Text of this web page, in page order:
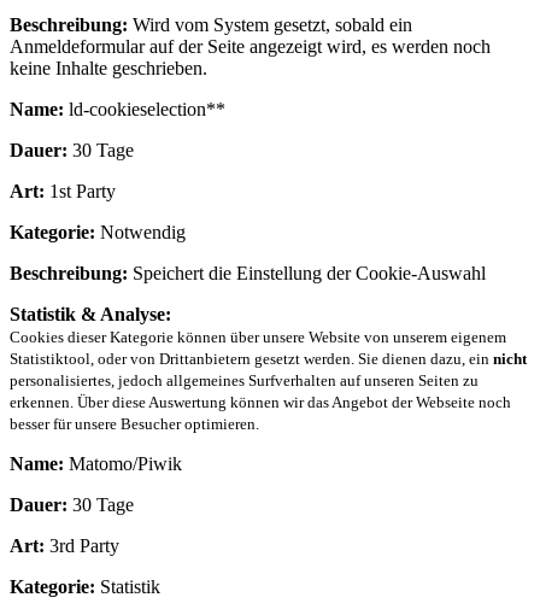
Beschreibung: Wird vom System gesetzt, sobald ein
Anmeldeformular auf der Seite angezeigt wird, es werden noch
keine Inhalte geschrieben.
Name: ld-cookieselection**
Dauer: 30 Tage
Art: 1st Party
Kategorie: Notwendig
Beschreibung: Speichert die Einstellung der Cookie-Auswahl
Statistik & Analyse:
Cookies dieser Kategorie können über unsere Website von unserem eigenem
Statistiktool, oder von Drittanbietern gesetzt werden. Sie dienen dazu, ein nicht
personalisiertes, jedoch allgemeines Surfverhalten auf unseren Seiten zu
erkennen. Über diese Auswertung können wir das Angebot der Webseite noch
besser für unsere Besucher optimieren.
Name: Matomo/Piwik
Dauer: 30 Tage
Art: 3rd Party
Kategorie: Statistik